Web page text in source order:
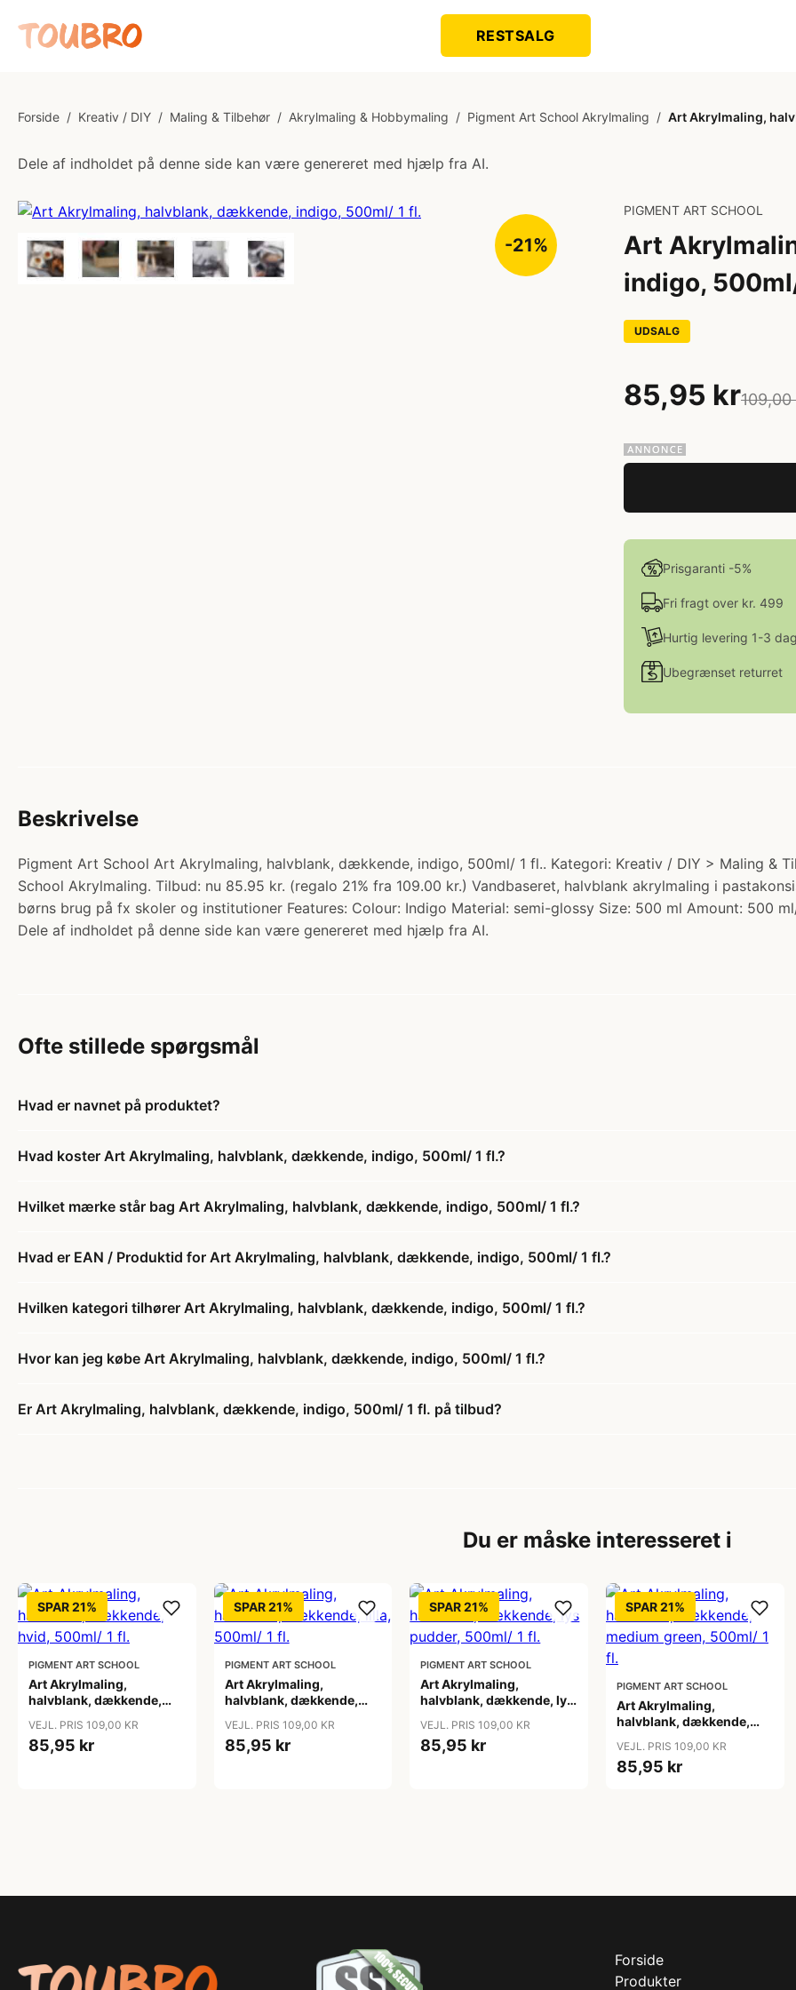
RESTSALG
Forside / Kreativ / DIY / Maling & Tilbehør / Akrylmaling & Hobbymaling / Pigment Art School Akrylmaling / Art Akrylmaling,
Dele af indholdet på denne side kan være genereret med hjælp fra AI.
-21%
PIGMENT ART SCHOOL
Art
indigo,
UDSALG
85,95 kr109,00
Prisgaranti -5%
Fri fragt over kr. 499
Hurtig levering 1-3
Ubegrænset returret
Beskrivelse
Pigment Art School Art Akrylmaling, halvblank, dækkende, indigo, 500ml/ 1 fl.. Kategori: Kreativ / DIY > Maling &
School Akrylmaling. Tilbud: nu 85.95 kr. (regalo 21% fra 109.00 kr.) Vandbaseret, halvblank akrylmaling i
børns brug på fx skoler og institutioner Features: Colour: Indigo Material: semi-glossy Size: 500 ml Amount: 500
Dele af indholdet på denne side kan være genereret med hjælp fra AI.
Ofte stillede spørgsmål
Hvad er navnet på produktet?
Hvad koster Art Akrylmaling, halvblank, dækkende, indigo, 500ml/ 1 fl.?
Hvilket mærke står bag Art Akrylmaling, halvblank, dækkende, indigo, 500ml/ 1 fl.?
Hvad er EAN / Produktid for Art Akrylmaling, halvblank, dækkende, indigo, 500ml/ 1 fl.?
Hvilken kategori tilhører Art Akrylmaling, halvblank, dækkende, indigo, 500ml/ 1 fl.?
Hvor kan jeg købe Art Akrylmaling, halvblank, dækkende, indigo, 500ml/ 1 fl.?
Er Art Akrylmaling, halvblank, dækkende, indigo, 500ml/ 1 fl. på tilbud?
Du er måske interesseret i
SPAR 21%
PIGMENT ART SCHOOL
Art Akrylmaling,
halvblank, dækkende,
VEJL. PRIS 109,00 KR
85,95 kr
SPAR 21%
PIGMENT ART SCHOOL
Art Akrylmaling,
halvblank, dækkende,
VEJL. PRIS 109,00 KR
85,95 kr
SPAR 21%
PIGMENT ART SCHOOL
Art Akrylmaling,
halvblank, dækkende, lys
VEJL. PRIS 109,00 KR
85,95 kr
SPAR 21%
PIGMENT ART SCHOOL
Art Akrylmaling,
halvblank, dækkende,
fl.
VEJL. PRIS 109,00 KR
85,95 kr
Forside
Produkter